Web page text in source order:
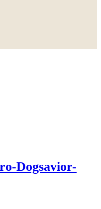
Dogsavior-